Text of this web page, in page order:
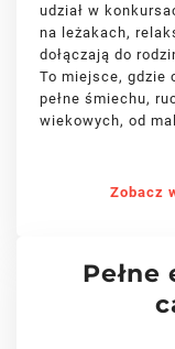
udział w
na leżakach,
dołączają do
To miejsce, gdzie
pełne śmiechu,
wiekowych, od
Zobacz